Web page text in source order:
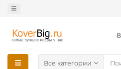
Все категории